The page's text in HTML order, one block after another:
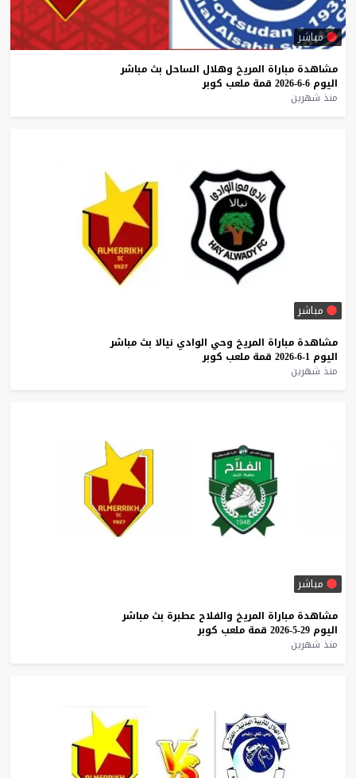
مباشر
مشاهدة مباراة المريخ وهلال الساحل بث مباشر
اليوم 6-6-2026 قمة ملعب كوبر
منذ شهرين
مباشر
مشاهدة مباراة المريخ وحي الوادي نيالا بث مباشر
اليوم 1-6-2026 قمة ملعب كوبر
منذ شهرين
مباشر
مشاهدة مباراة المريخ والفلاح عطبرة بث مباشر
اليوم 29-5-2026 قمة ملعب كوبر
منذ شهرين